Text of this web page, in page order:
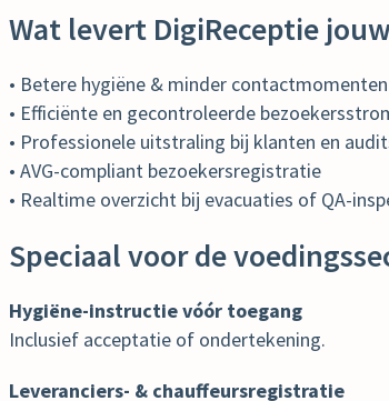
Wat levert DigiReceptie
• Betere hygiëne & minder contactmomenten
• Efficiënte en gecontroleerde
• Professionele uitstraling bij klanten en
• AVG-compliant bezoekersregistratie
• Realtime overzicht bij evacuaties of QA-
Speciaal voor de
Hygiëne-instructie vóór toegang
Inclusief acceptatie of ondertekening.
Leveranciers- & chauffeursregistratie